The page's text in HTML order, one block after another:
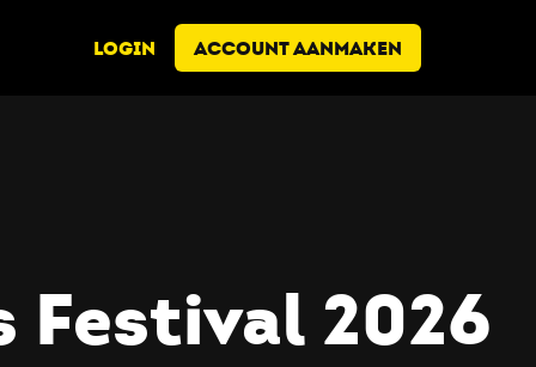
LOGIN ACCOUNT AANMAKEN
Festival 2026